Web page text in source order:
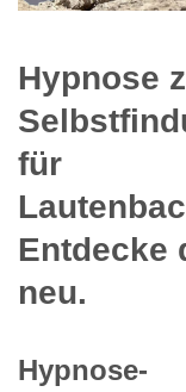
Hypnose
für
Entdecke
neu.
Hypnose-